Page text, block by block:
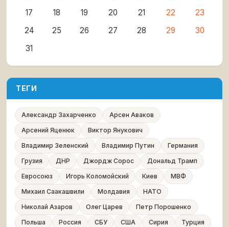
17
18 19 20 21 22
23
24
25 26 27 28 29
30
31
ТЕГИ
Александр Захарченко
Арсен Аваков
Арсений Яценюк
Виктор Янукович
Владимир Зеленский
Владимир Путин
Германия
Грузия
ДНР Джордж Сорос
Дональд Трамп
Евросоюз
Игорь Коломойский Киев
МВФ
Михаил Саакашвили
Молдавия
НАТО
Николай Азаров
Олег Царев
Петр Порошенко
Польша
Россия СБУ США Сирия
Турция